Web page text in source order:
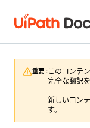
重要 :このコンテ
完全な翻訳
新しいコン
す。